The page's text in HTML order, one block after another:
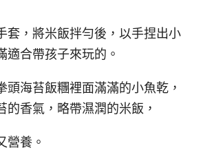
套，將米飯拌勻後，以手捏出小
適合帶孩子來玩的。
頭海苔飯糰裡面滿滿的小魚乾，
的香氣，略帶濕潤的米飯，
營養。